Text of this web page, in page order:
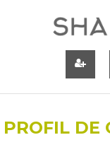
PROFIL DE